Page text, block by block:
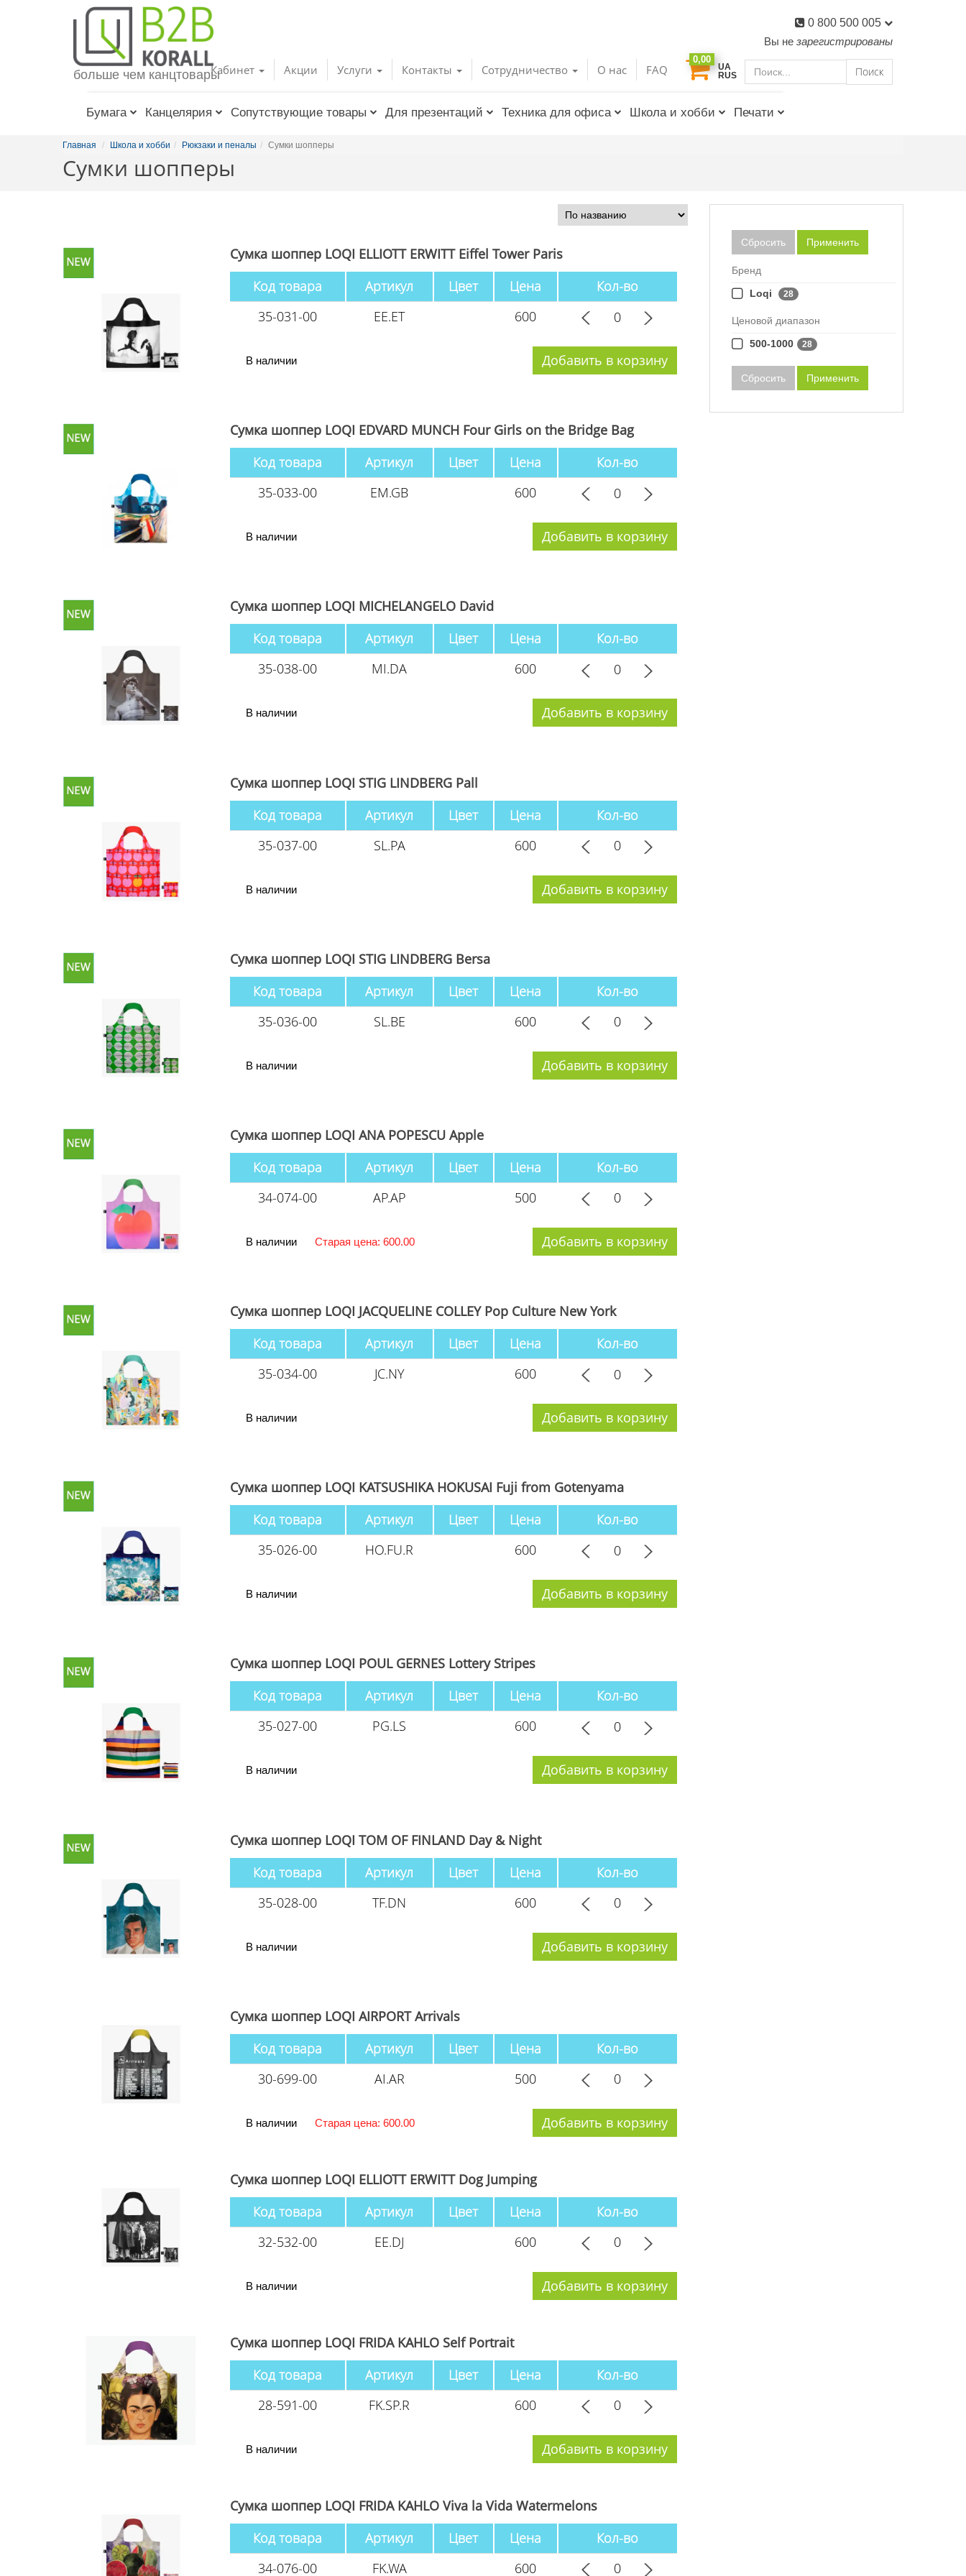
Toggle
navigation
Поиск
UA
RUS
0,00
Вы не зарегистрированы
0 800 500 005
Кабинет Акции Услуги Контакты Сотрудничество О нас FAQ
больше чем канцтовары
Бумага Канцелярия Сопутствующие товары Для презентаций Техника для офиса Школа и хобби Печати
Главная Школа и хобби Рюкзаки и пеналы Сумки шопперы
Сумки шопперы
Сумка шоппер LOQI ELLIOTT ERWITT Eiffel Tower Paris
Код товара
Артикул Цвет Цена
Кол-во
35-031-00
EE.ET 600
В наличии
Сумка шоппер LOQI EDVARD MUNCH Four Girls on the Bridge Bag
Код товара
Артикул Цвет Цена
Кол-во
35-033-00
EM.GB 600
В наличии
Сумка шоппер LOQI MICHELANGELO David
Код товара
Артикул Цвет Цена
Кол-во
35-038-00
MI.DA 600
В наличии
Сумка шоппер LOQI STIG LINDBERG Pall
Код товара
Артикул Цвет Цена
Кол-во
35-037-00
SL.PA 600
В наличии
Сумка шоппер LOQI STIG LINDBERG Bersa
Код товара
Артикул Цвет Цена
Кол-во
35-036-00
SL.BE 600
В наличии
Сумка шоппер LOQI ANA POPESCU Apple
Код товара
Артикул Цвет Цена
Кол-во
34-074-00
AP.AP 500
В наличии Старая цена: 600.00
Сумка шоппер LOQI JACQUELINE COLLEY Pop Culture New York
Код товара
Артикул Цвет Цена
Кол-во
35-034-00
JC.NY 600
В наличии
Сумка шоппер LOQI KATSUSHIKA HOKUSAI Fuji from Gotenyama
Код товара
Артикул Цвет Цена
Кол-во
35-026-00
HO.FU.R 600
В наличии
Сумка шоппер LOQI POUL GERNES Lottery Stripes
Код товара
Артикул Цвет Цена
Кол-во
35-027-00
PG.LS 600
В наличии
Сумка шоппер LOQI TOM OF FINLAND Day & Night
Код товара
Артикул Цвет Цена
Кол-во
35-028-00
TF.DN 600
В наличии
Сумка шоппер LOQI AIRPORT Arrivals
Код товара
Артикул Цвет Цена
Кол-во
30-699-00
AI.AR 500
В наличии Старая цена: 600.00
Сумка шоппер LOQI ELLIOTT ERWITT Dog Jumping
Код товара
Артикул Цвет Цена
Кол-во
32-532-00
EE.DJ 600
В наличии
Сумка шоппер LOQI FRIDA KAHLO Self Portrait
Код товара
Артикул Цвет Цена
Кол-во
28-591-00
FK.SP.R 600
В наличии
Сумка шоппер LOQI FRIDA KAHLO Viva la Vida Watermelons
Код товара
Артикул Цвет Цена
Кол-во
34-076-00
FK.WA 600
Сбросить Применить
Бренд
Loqi
28
Ценовой диапазон
500-1000
28
Сбросить Применить